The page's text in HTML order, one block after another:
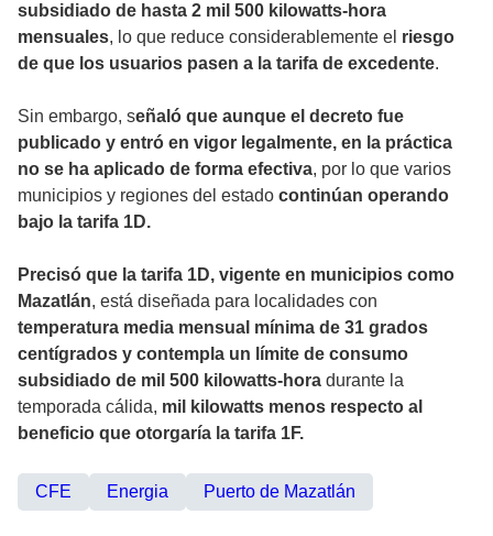
subsidiado de hasta 2 mil 500 kilowatts-hora
mensuales, lo que reduce considerablemente el riesgo
de que los usuarios pasen a la tarifa de excedente.
Sin embargo, señaló que aunque el decreto fue
publicado y entró en vigor legalmente, en la práctica
no se ha aplicado de forma efectiva, por lo que varios
municipios y regiones del estado continúan operando
bajo la tarifa 1D.
Precisó que la tarifa 1D, vigente en municipios como
Mazatlán, está diseñada para localidades con
temperatura media mensual mínima de 31 grados
centígrados y contempla un límite de consumo
subsidiado de mil 500 kilowatts-hora durante la
temporada cálida, mil kilowatts menos respecto al
beneficio que otorgaría la tarifa 1F.
CFE Energia Puerto de Mazatlán